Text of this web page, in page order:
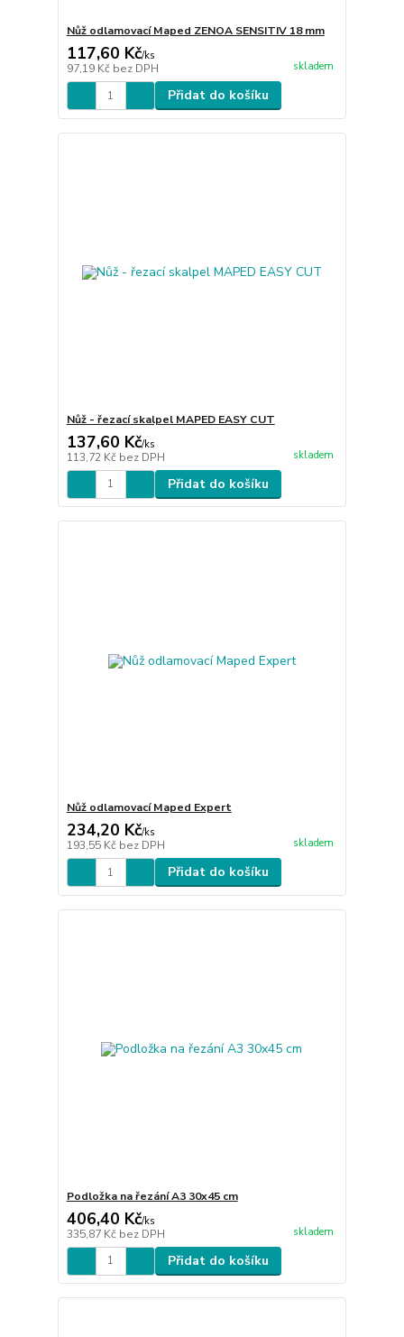
Nůž odlamovací Maped ZENOA SENSITIV 18 mm
117,60 Kč/ks
97,19 Kč bez DPH skladem
Přidat do košíku
Nůž - řezací skalpel MAPED EASY CUT
137,60 Kč/ks
113,72 Kč bez DPH skladem
Přidat do košíku
Nůž odlamovací Maped Expert
234,20 Kč/ks
193,55 Kč bez DPH skladem
Přidat do košíku
Podložka na řezání A3 30x45 cm
406,40 Kč/ks
335,87 Kč bez DPH skladem
Přidat do košíku